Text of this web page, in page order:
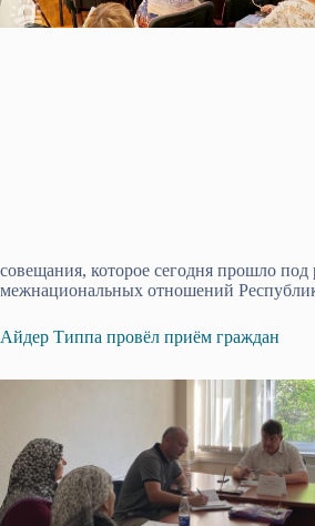
совещания, которое сегодня прошло под
межнациональных отношений
Айдер Типпа провёл приём граждан